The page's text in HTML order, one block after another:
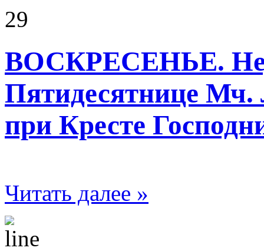
29
ВОСКРЕСЕНЬЕ.
Пятидесятнице
при Кресте
Читать далее »